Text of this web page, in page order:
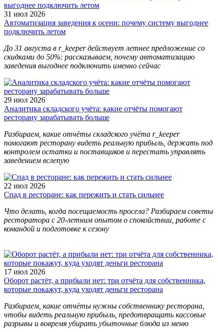
31 июл 2026
Автоматизация заведения к осени: почему систему выгоднее
подключить летом
До 31 августа в r_keeper действует летнее предложение со
скидками до 50%: рассказываем, почему автоматизацию
заведения выгоднее подключить именно сейчас
29 июл 2026
Аналитика складского учёта: какие отчёты помогают
ресторану зарабатывать больше
Разбираем, какие отчёты складского учёта r_keeper
помогают ресторану видеть реальную прибыль, держать под
контролем остатки и поставщиков и перестать управлять
заведением вслепую
22 июл 2026
Спад в ресторане: как пережить и стать сильнее
Что делать, когда посещаемость просела? Разбираем советы
ресторатора с 20-летним опытом о спокойствии, работе с
командой и подготовке к сезону
17 июл 2026
Оборот растёт, а прибыли нет: три отчёта для собственника,
которые покажут, куда уходят деньги ресторана
Разбираем, какие отчёты нужны собственнику ресторана,
чтобы видеть реальную прибыль, предотвращать кассовые
разрывы и вовремя убирать убыточные блюда из меню